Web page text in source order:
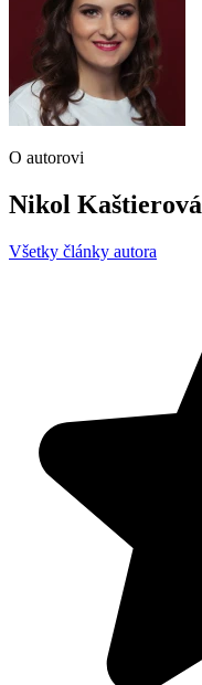
O autorovi
Nikol Kaštierová
Všetky články autora